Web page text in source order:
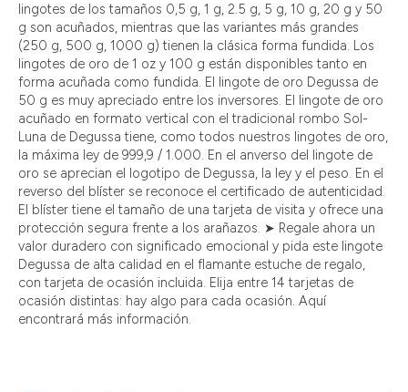
lingotes de los tamaños 0,5 g, 1 g, 2.5 g, 5 g, 10 g, 20 g y 50
g son acuñados, mientras que las variantes más grandes
(250 g, 500 g, 1000 g) tienen la clásica forma fundida. Los
lingotes de oro de 1 oz y 100 g están disponibles tanto en
forma acuñada como fundida. El lingote de oro Degussa de
50 g es muy apreciado entre los inversores. El lingote de oro
acuñado en formato vertical con el tradicional rombo Sol-
Luna de Degussa tiene, como todos nuestros lingotes de oro,
la máxima ley de 999,9 / 1.000. En el anverso del lingote de
oro se aprecian el logotipo de Degussa, la ley y el peso. En el
reverso del blíster se reconoce el certificado de autenticidad.
El blíster tiene el tamaño de una tarjeta de visita y ofrece una
protección segura frente a los arañazos. ➤ Regale ahora un
valor duradero con significado emocional y pida este lingote
Degussa de alta calidad en el flamante estuche de regalo,
con tarjeta de ocasión incluida. Elija entre 14 tarjetas de
ocasión distintas: hay algo para cada ocasión. Aquí
encontrará más información.